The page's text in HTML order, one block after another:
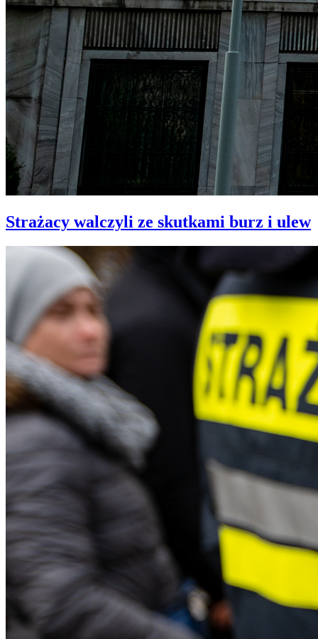
Strażacy walczyli ze skutkami burz i ulew